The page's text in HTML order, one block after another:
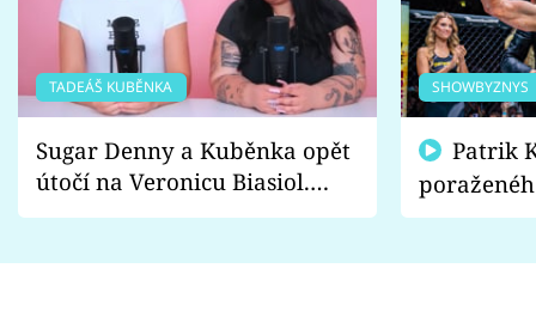
TADEÁŠ KUBĚNKA
Sugar Denny a Kuběnka opět
útočí na Veronicu Biasiol.
Proč je podle nich falešná a
SHOWBYZNYS
fanoušci